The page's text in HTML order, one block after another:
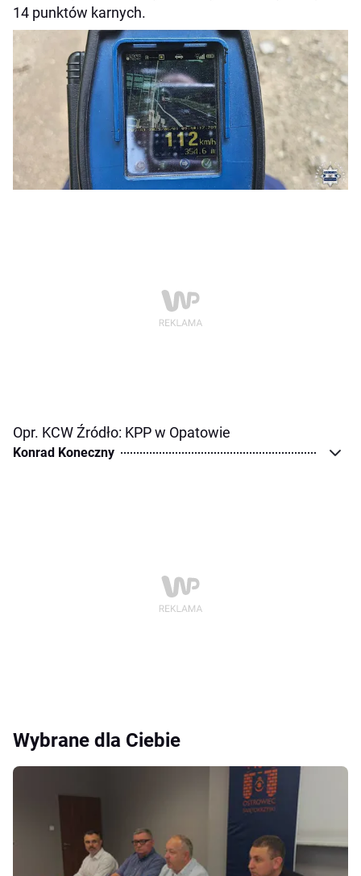
14 punktów karnych.
Opr. KCW Źródło: KPP w Opatowie
Konrad Koneczny
Wybrane dla Ciebie